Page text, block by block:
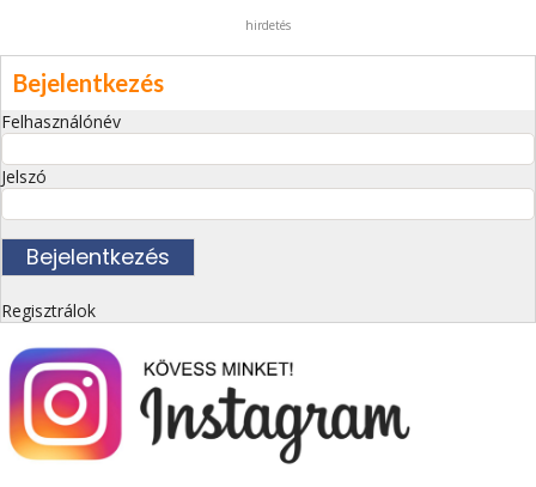
hirdetés
Bejelentkezés
Felhasználónév
Jelszó
Regisztrálok